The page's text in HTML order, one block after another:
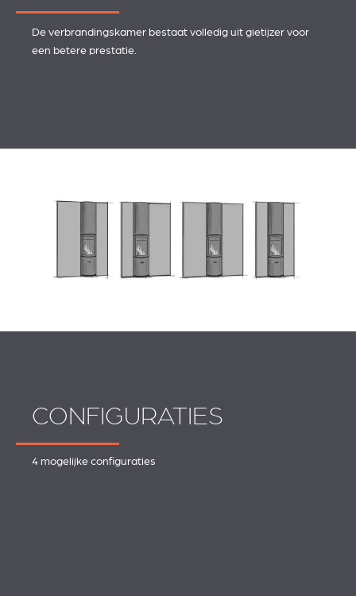
De verbrandingskamer bestaat volledig uit gietijzer voor
een betere prestatie.
CONFIGURATIES
4 mogelijke configuraties